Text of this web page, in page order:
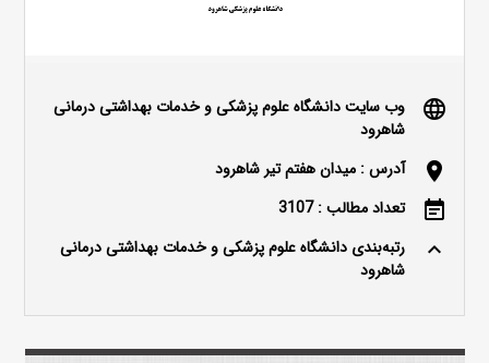
language
وب سایت دانشگاه علوم پزشکی و خدمات بهداشتی درمانی
شاهرود
location_on آدرس : میدان هفتم تیر شاهرود
event_note تعداد مطالب : 3107
keyboard_arrow_up
رتبه‌بندی دانشگاه علوم پزشکی و خدمات بهداشتی درمانی
شاهرود